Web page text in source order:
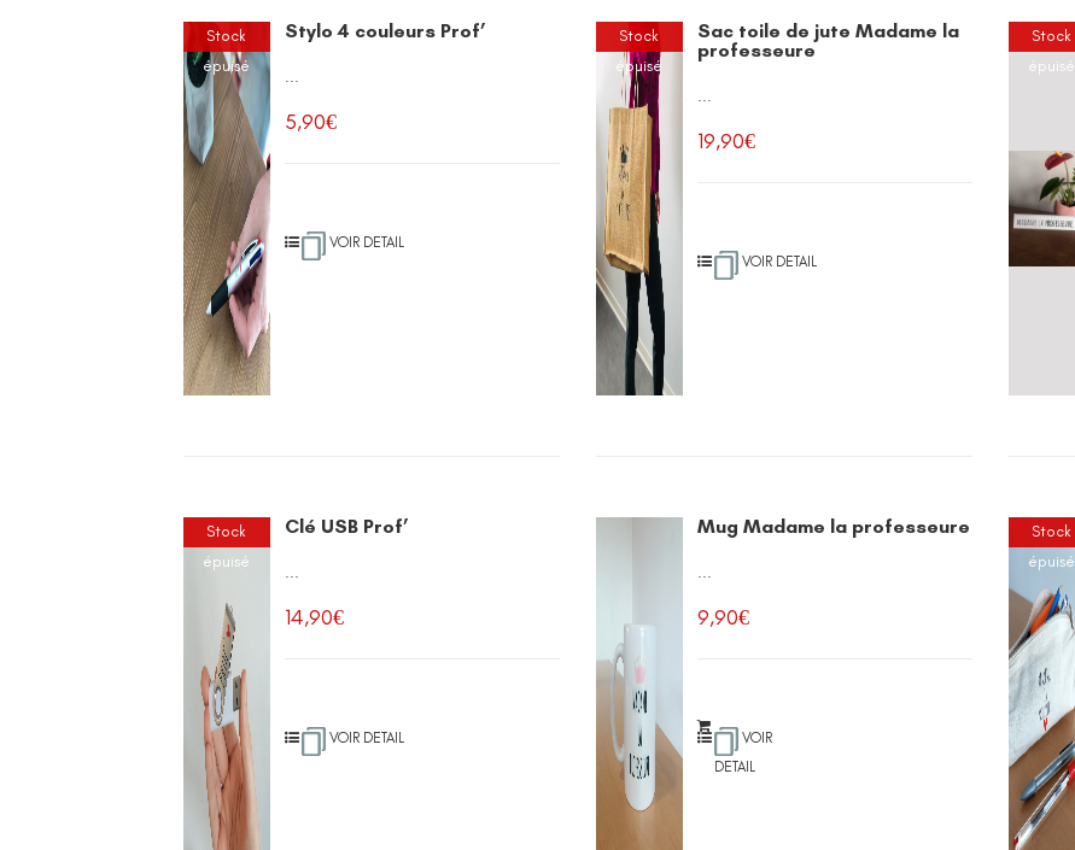
Stock
épuisé
Stylo 4 couleurs Prof’
...
5,90€
VOIR DETAIL
Stock
épuisé
Sac toile de jute Madame la
professeure
...
19,90€
VOIR DETAIL
Stock
épuisé
Stock
épuisé
Clé USB Prof’
...
14,90€
VOIR DETAIL
Mug Madame la professeure
...
9,90€
VOIR
DETAIL
Stock
épuisé